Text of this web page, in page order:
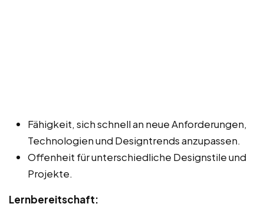
Fähigkeit, sich schnell an neue Anforderungen,
Technologien und Designtrends anzupassen.
Offenheit für unterschiedliche Designstile und
Projekte.
Lernbereitschaft: